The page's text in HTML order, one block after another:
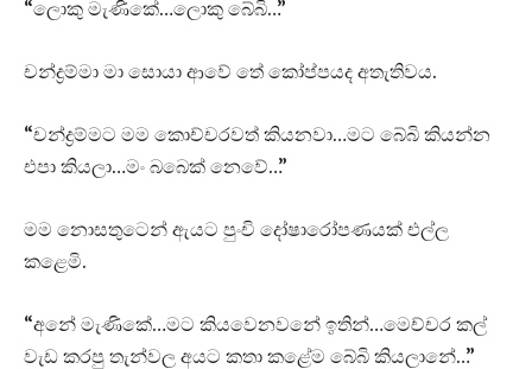
“ලොකු මැණිකේ…ලොකු බේබි…”
චන්ද්‍රම්මා මා සොයා ආවේ තේ කෝප්පයද අතැතිවය.
“චන්ද්‍රම්මට මම කොච්චරවත් කියනවා…මට බේබි කියන්න
එපා කියලා…මං බබෙක් නෙවේ…”
මම නොසතුටෙන් ඇයට පුංචි දෝෂාරෝපණයක් එල්ල
කළෙමි.
“අනේ මැණිකේ…මට කියවෙනවනේ ඉතින්…මෙච්චර කල්
වැඩ කරපු තැන්වල අයට කතා කළේම බේබි කියලානේ…”